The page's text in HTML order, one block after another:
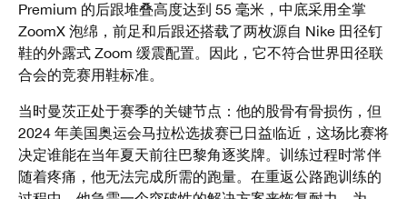
Premium 的后跟堆叠高度达到 55 毫米，中底采用全掌
ZoomX 泡绵，前足和后跟还搭载了两枚源自 Nike 田径钉
鞋的外露式 Zoom 缓震配置。因此，它不符合世界田径联
合会的竞赛用鞋标准。
当时曼茨正处于赛季的关键节点：他的股骨有骨损伤，但
2024 年美国奥运会马拉松选拔赛已日益临近，这场比赛将
决定谁能在当年夏天前往巴黎角逐奖牌。训练过程时常伴
随着疼痛，他无法完成所需的跑量。在重返公路跑训练的